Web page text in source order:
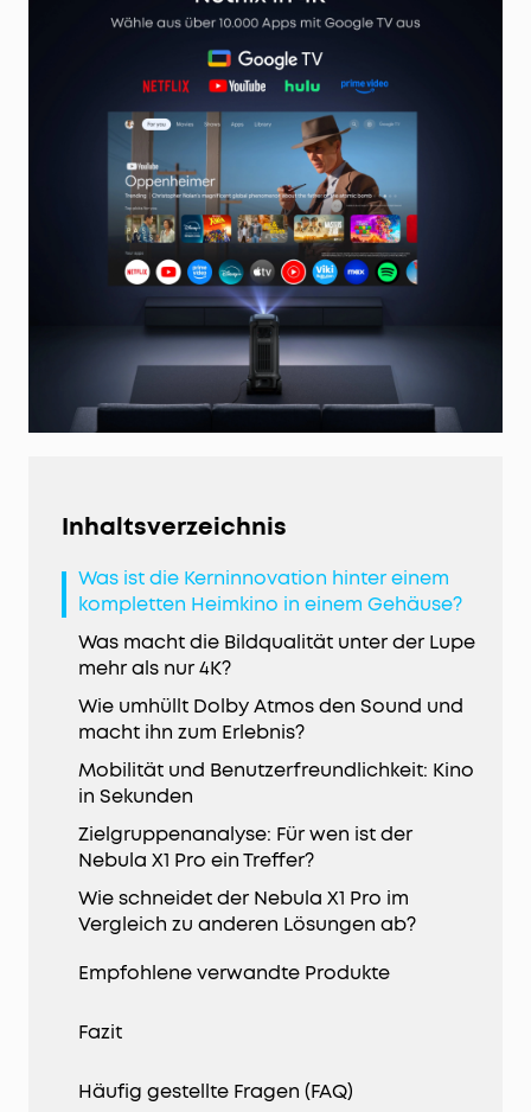
Inhaltsverzeichnis
Was ist die Kerninnovation hinter einem
kompletten Heimkino in einem Gehäuse?
Was macht die Bildqualität unter der Lupe
mehr als nur 4K?
Wie umhüllt Dolby Atmos den Sound und
macht ihn zum Erlebnis?
Mobilität und Benutzerfreundlichkeit: Kino
in Sekunden
Zielgruppenanalyse: Für wen ist der
Nebula X1 Pro ein Treffer?
Wie schneidet der Nebula X1 Pro im
Vergleich zu anderen Lösungen ab?
Empfohlene verwandte Produkte
Fazit
Häufig gestellte Fragen (FAQ)